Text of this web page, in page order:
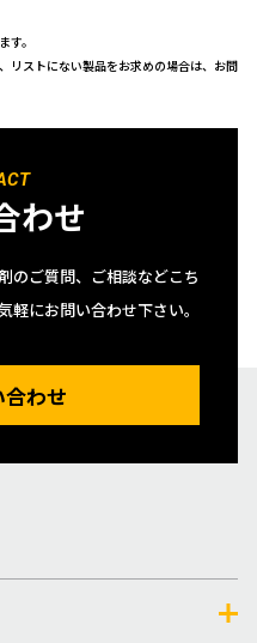
す。
リストにない製品をお求めの場合は、お問
わせ
のご質問、ご相談などこち
軽にお問い合わせ下さい。
わせ